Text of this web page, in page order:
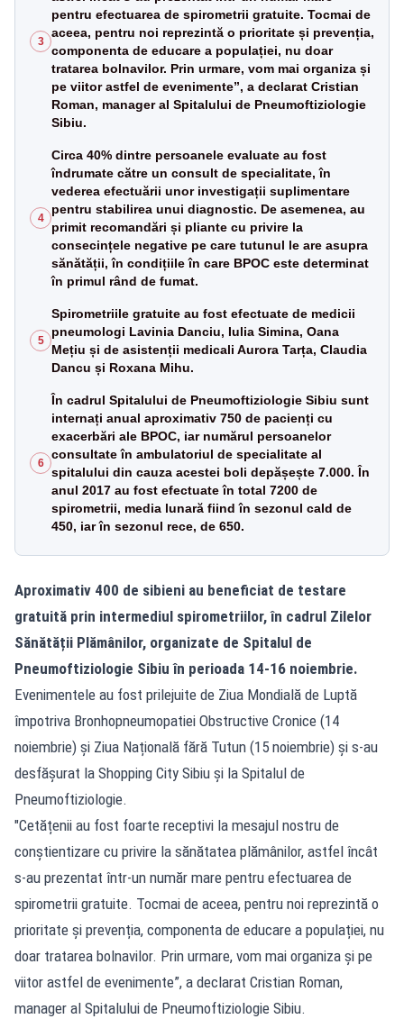
3
pentru efectuarea de spirometrii gratuite. Tocmai de
aceea, pentru noi reprezintă o prioritate și prevenția,
componenta de educare a populației, nu doar
tratarea bolnavilor. Prin urmare, vom mai organiza și
pe viitor astfel de evenimente”, a declarat Cristian
Roman, manager al Spitalului de Pneumoftiziologie
Sibiu.
4
Circa 40% dintre persoanele evaluate au fost
îndrumate către un consult de specialitate, în
vederea efectuării unor investigații suplimentare
pentru stabilirea unui diagnostic. De asemenea, au
primit recomandări și pliante cu privire la
consecințele negative pe care tutunul le are asupra
sănătății, în condițiile în care BPOC este determinat
în primul rând de fumat.
5
Spirometriile gratuite au fost efectuate de medicii
pneumologi Lavinia Danciu, Iulia Simina, Oana
Mețiu și de asistenții medicali Aurora Tarța, Claudia
Dancu și Roxana Mihu.
6
În cadrul Spitalului de Pneumoftiziologie Sibiu sunt
internați anual aproximativ 750 de pacienți cu
exacerbări ale BPOC, iar numărul persoanelor
consultate în ambulatoriul de specialitate al
spitalului din cauza acestei boli depășește 7.000. În
anul 2017 au fost efectuate în total 7200 de
spirometrii, media lunară fiind în sezonul cald de
450, iar în sezonul rece, de 650.
Aproximativ 400 de sibieni au beneficiat de testare
gratuită prin intermediul spirometriilor, în cadrul Zilelor
Sănătății Plămânilor, organizate de Spitalul de
Pneumoftiziologie Sibiu în perioada 14-16 noiembrie.
Evenimentele au fost prilejuite de Ziua Mondială de Luptă
împotriva Bronhopneumopatiei Obstructive Cronice (14
noiembrie) și Ziua Națională fără Tutun (15 noiembrie) și s-au
desfășurat la Shopping City Sibiu și la Spitalul de
Pneumoftiziologie.
"Cetățenii au fost foarte receptivi la mesajul nostru de
conștientizare cu privire la sănătatea plămânilor, astfel încât
s-au prezentat într-un număr mare pentru efectuarea de
spirometrii gratuite. Tocmai de aceea, pentru noi reprezintă o
prioritate și prevenția, componenta de educare a populației, nu
doar tratarea bolnavilor. Prin urmare, vom mai organiza și pe
viitor astfel de evenimente”, a declarat Cristian Roman,
manager al Spitalului de Pneumoftiziologie Sibiu.